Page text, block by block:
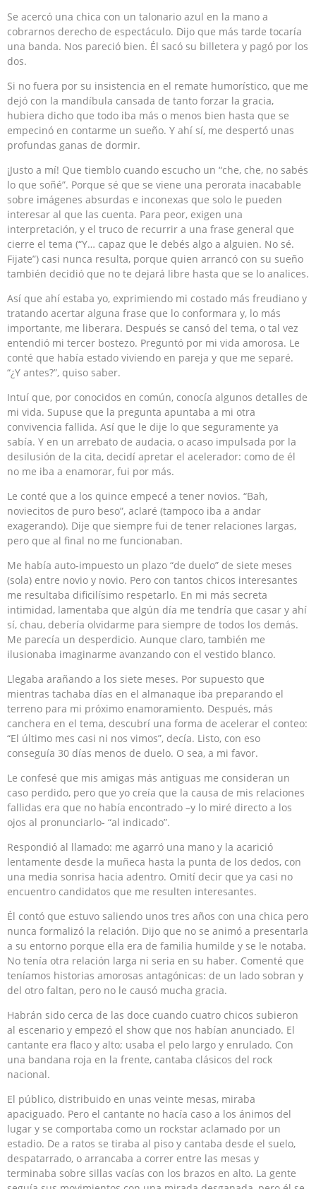
Se acercó una chica con un talonario azul en la mano a
cobrarnos derecho de espectáculo. Dijo que más tarde tocaría
una banda. Nos pareció bien. Él sacó su billetera y pagó por los
dos.
Si no fuera por su insistencia en el remate humorístico, que me
dejó con la mandíbula cansada de tanto forzar la gracia,
hubiera dicho que todo iba más o menos bien hasta que se
empecinó en contarme un sueño. Y ahí sí, me despertó unas
profundas ganas de dormir.
¡Justo a mí! Que tiemblo cuando escucho un “che, che, no sabés
lo que soñé”. Porque sé que se viene una perorata inacabable
sobre imágenes absurdas e inconexas que solo le pueden
interesar al que las cuenta. Para peor, exigen una
interpretación, y el truco de recurrir a una frase general que
cierre el tema (“Y… capaz que le debés algo a alguien. No sé.
Fijate”) casi nunca resulta, porque quien arrancó con su sueño
también decidió que no te dejará libre hasta que se lo analices.
Así que ahí estaba yo, exprimiendo mi costado más freudiano y
tratando acertar alguna frase que lo conformara y, lo más
importante, me liberara. Después se cansó del tema, o tal vez
entendió mi tercer bostezo. Preguntó por mi vida amorosa. Le
conté que había estado viviendo en pareja y que me separé.
“¿Y antes?”, quiso saber.
Intuí que, por conocidos en común, conocía algunos detalles de
mi vida. Supuse que la pregunta apuntaba a mi otra
convivencia fallida. Así que le dije lo que seguramente ya
sabía. Y en un arrebato de audacia, o acaso impulsada por la
desilusión de la cita, decidí apretar el acelerador: como de él
no me iba a enamorar, fui por más.
Le conté que a los quince empecé a tener novios. “Bah,
noviecitos de puro beso”, aclaré (tampoco iba a andar
exagerando). Dije que siempre fui de tener relaciones largas,
pero que al final no me funcionaban.
Me había auto-impuesto un plazo “de duelo” de siete meses
(sola) entre novio y novio. Pero con tantos chicos interesantes
me resultaba dificilísimo respetarlo. En mi más secreta
intimidad, lamentaba que algún día me tendría que casar y ahí
sí, chau, debería olvidarme para siempre de todos los demás.
Me parecía un desperdicio. Aunque claro, también me
ilusionaba imaginarme avanzando con el vestido blanco.
Llegaba arañando a los siete meses. Por supuesto que
mientras tachaba días en el almanaque iba preparando el
terreno para mi próximo enamoramiento. Después, más
canchera en el tema, descubrí una forma de acelerar el conteo:
“El último mes casi ni nos vimos”, decía. Listo, con eso
conseguía 30 días menos de duelo. O sea, a mi favor.
Le confesé que mis amigas más antiguas me consideran un
caso perdido, pero que yo creía que la causa de mis relaciones
fallidas era que no había encontrado –y lo miré directo a los
ojos al pronunciarlo- “al indicado”.
Respondió al llamado: me agarró una mano y la acarició
lentamente desde la muñeca hasta la punta de los dedos, con
una media sonrisa hacia adentro. Omití decir que ya casi no
encuentro candidatos que me resulten interesantes.
Él contó que estuvo saliendo unos tres años con una chica pero
nunca formalizó la relación. Dijo que no se animó a presentarla
a su entorno porque ella era de familia humilde y se le notaba.
No tenía otra relación larga ni seria en su haber. Comenté que
teníamos historias amorosas antagónicas: de un lado sobran y
del otro faltan, pero no le causó mucha gracia.
Habrán sido cerca de las doce cuando cuatro chicos subieron
al escenario y empezó el show que nos habían anunciado. El
cantante era flaco y alto; usaba el pelo largo y enrulado. Con
una bandana roja en la frente, cantaba clásicos del rock
nacional.
El público, distribuido en unas veinte mesas, miraba
apaciguado. Pero el cantante no hacía caso a los ánimos del
lugar y se comportaba como un rockstar aclamado por un
estadio. De a ratos se tiraba al piso y cantaba desde el suelo,
despatarrado, o arrancaba a correr entre las mesas y
terminaba sobre sillas vacías con los brazos en alto. La gente